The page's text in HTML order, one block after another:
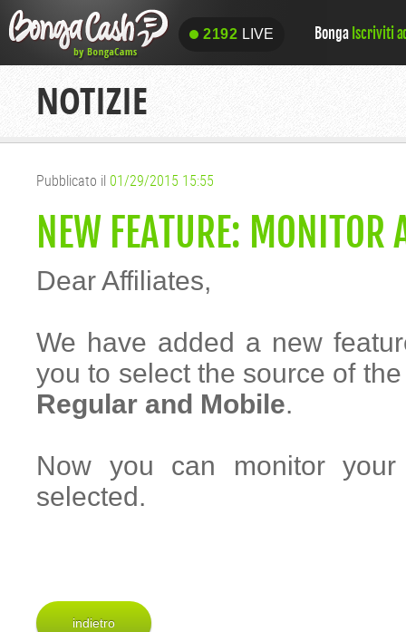
2192 LIVE
2192 LIVE Bonga Iscriviti
NOTIZIE
Pubblicato il 01/29/2015 15:55
NEW FEATURE: MONITOR
Dear Affiliates,
We have added a new
you to select the source of
Regular and Mobile.
Now you can monitor
selected.
indietro